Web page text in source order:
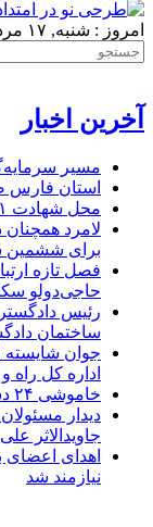
امروز : شنبه, ۱۷ مرداد , ۱۴۰۵
آخرین اخبار
مسیر
استان فارس
محل شهادت ۲۱ نفر در لامرد در مسیر ثبت ملی قرار گرفت
لامرد
برای ششمین
فصل تازه
حاجی‌دولو
رئیس
ساختمان
جوان
اداره کل
خاموشی ۲۴ دستگاه ماینر فاقد مجوز در لامرد
دیدار
جاویدالاثر
اهدای اعضای
نیازمند شد